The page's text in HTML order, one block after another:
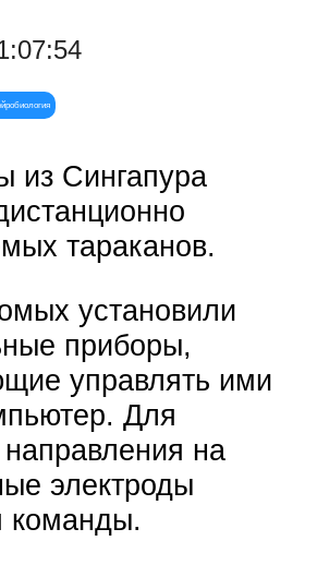
из Сингапура
тараканов.
установили
приборы,
управлять ими
Для
на
электроды
команды.